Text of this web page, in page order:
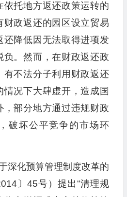
依托地方返还政策运转的
财政返还的园区设立贸易
还降低因无法取得进项发
负。然而，在财政返还政
有不法分子利用财政返还
情况下大肆虚开，造成国
，部分地方通过违规财政
破坏公平竞争的市场环
深化预算管理制度改革的
〕45号）提出“清理规